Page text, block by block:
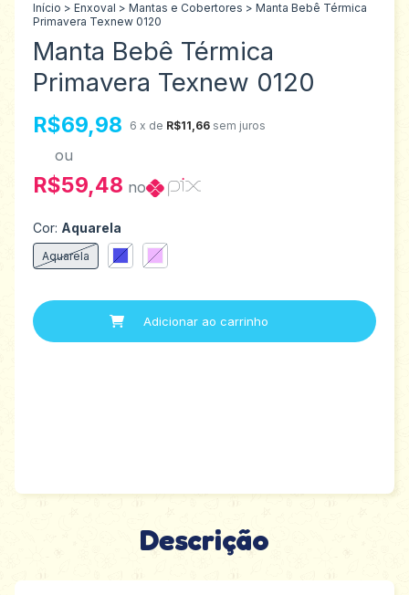
Início > Enxoval > Mantas e Cobertores > Manta Bebê Térmica
Primavera Texnew 0120
Manta Bebê Térmica
Primavera Texnew 0120
R$69,98 6 x de R$11,66 sem juros
ou
R$59,48 no
Cor: Aquarela
Aquarela
Descrição